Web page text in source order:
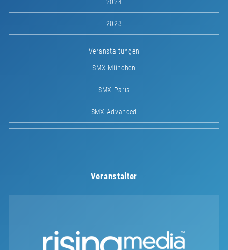
2023
Veranstaltungen
SMX München
SMX Paris
SMX Advanced
Veranstalter